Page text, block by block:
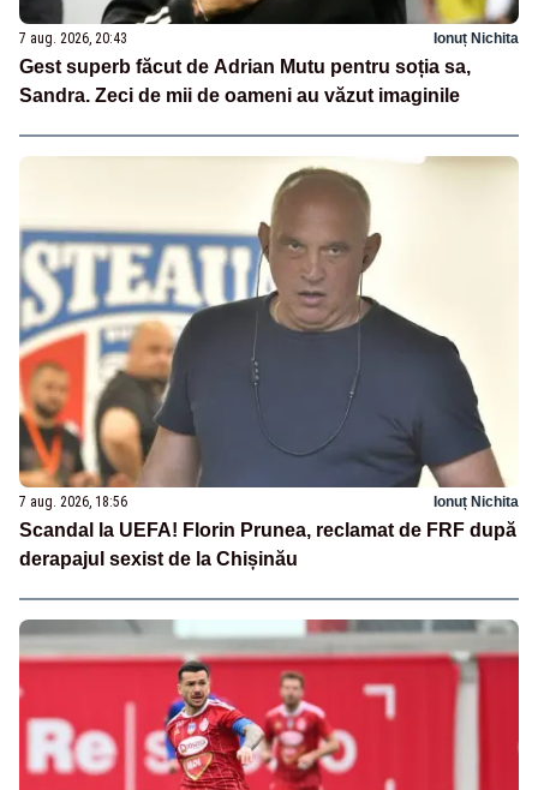
7 aug. 2026, 20:43 Ionuț Nichita
Gest superb făcut de Adrian Mutu pentru soția sa,
Sandra. Zeci de mii de oameni au văzut imaginile
7 aug. 2026, 18:56 Ionuț Nichita
Scandal la UEFA! Florin Prunea, reclamat de FRF după
derapajul sexist de la Chișinău